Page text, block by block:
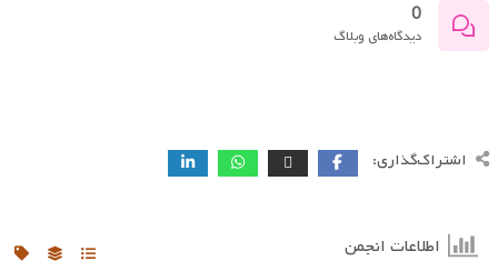
0
دیدگاه‌های وبلاگ
اشتراک‌گذاری:
اطلاعات انجمن